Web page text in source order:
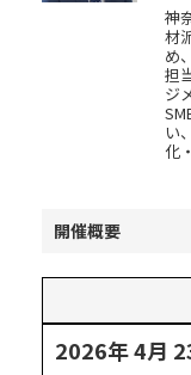
神
材
め
担
ジ
い
化
開催概要
2026年 4月